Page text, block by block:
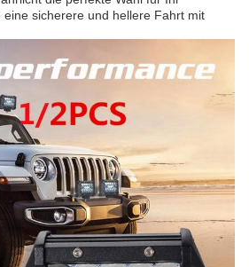
sicherere und hellere Fahrt mit